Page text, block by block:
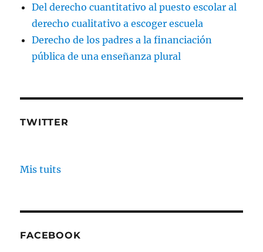
Del derecho cuantitativo al puesto escolar al
derecho cualitativo a escoger escuela
Derecho de los padres a la financiación
pública de una enseñanza plural
TWITTER
Mis tuits
FACEBOOK